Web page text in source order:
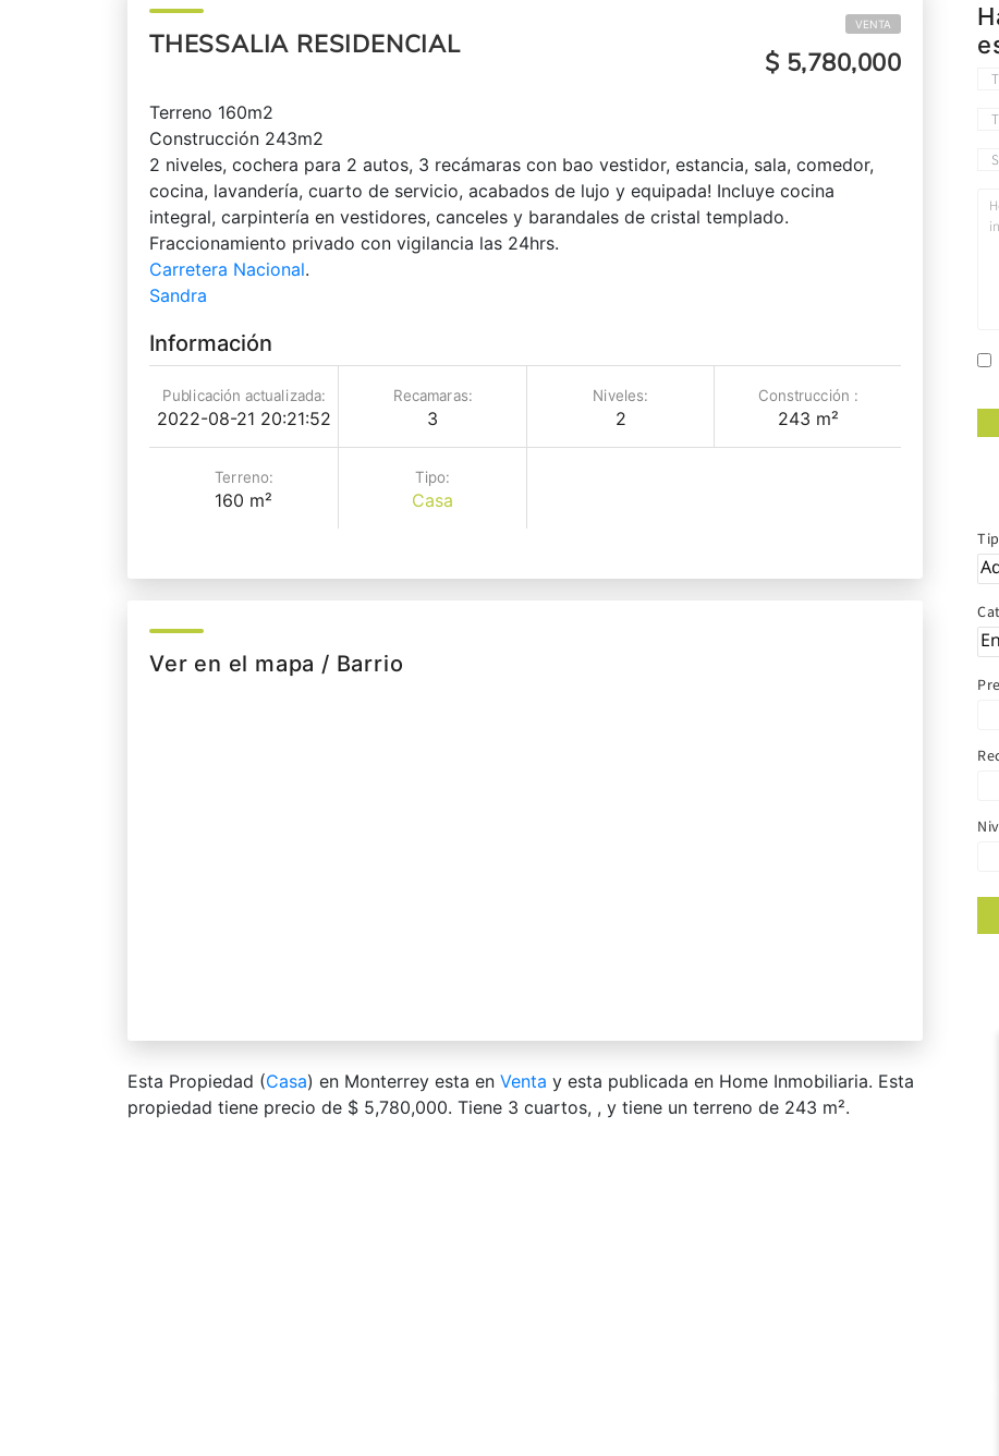
THESSALIA RESIDENCIAL
VENTA
$ 5,780,000
Terreno 160m2
Construcción 243m2
2 niveles, cochera para 2 autos, 3 recámaras con bao vestidor, estancia, sala, comedor,
cocina, lavandería, cuarto de servicio, acabados de lujo y equipada! Incluye cocina
integral, carpintería en vestidores, canceles y barandales de cristal templado.
Fraccionamiento privado con vigilancia las 24hrs.
Carretera Nacional.
Sandra
Información
Publicación actualizada:
2022-08-21 20:21:52
Recamaras:
3
Niveles:
2
Construcción :
243 m²
Terreno:
160 m²
Tipo:
Casa
Ver en el mapa / Barrio
Esta Propiedad (Casa) en Monterrey esta en Venta y esta publicada en Home Inmobiliaria. Esta
propiedad tiene precio de $ 5,780,000. Tiene 3 сuartos, , y tiene un terreno de 243 m².